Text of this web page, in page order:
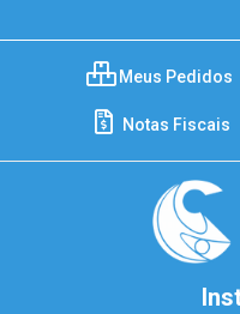
Meus Pedidos
Notas Fiscais